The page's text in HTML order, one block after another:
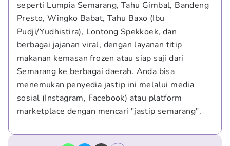
seperti Lumpia Semarang, Tahu Gimbal, Bandeng
Presto, Wingko Babat, Tahu Baxo (Ibu
Pudji/Yudhistira), Lontong Spekkoek, dan
berbagai jajanan viral, dengan layanan titip
makanan kemasan frozen atau siap saji dari
Semarang ke berbagai daerah. Anda bisa
menemukan penyedia jastip ini melalui media
sosial (Instagram, Facebook) atau platform
marketplace dengan mencari "jastip semarang".